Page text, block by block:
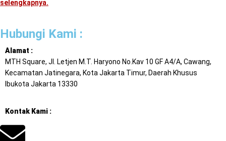
selengkapnya.
Hubungi Kami :
Alamat :
MTH Square, Jl. Letjen M.T. Haryono No.Kav 10 GF A4/A, Cawang,
Kecamatan Jatinegara, Kota Jakarta Timur, Daerah Khusus
Ibukota Jakarta 13330
Kontak Kami :